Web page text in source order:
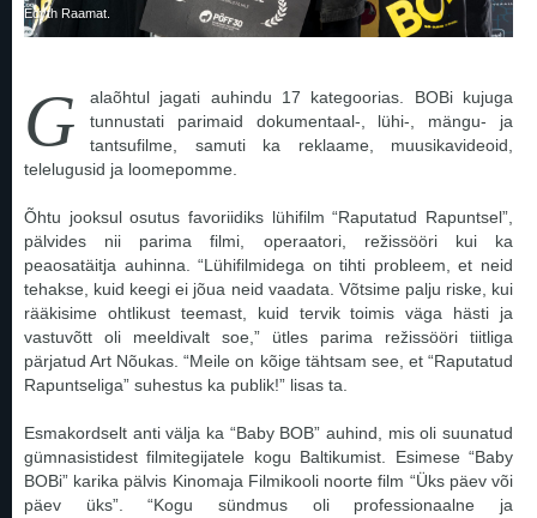
Edyth Raamat.
G
alaõhtul jagati auhindu 17 kategoorias. BOBi kujuga
tunnustati parimaid dokumentaal-, lühi-, mängu- ja
tantsufilme, samuti ka reklaame, muusikavideoid,
telelugusid ja loomepomme.
Õhtu jooksul osutus favoriidiks lühifilm “Raputatud Rapuntsel”,
pälvides nii parima filmi, operaatori, režissööri kui ka
peaosatäitja auhinna. “Lühifilmidega on tihti probleem, et neid
tehakse, kuid keegi ei jõua neid vaadata. Võtsime palju riske, kui
rääkisime ohtlikust teemast, kuid tervik toimis väga hästi ja
vastuvõtt oli meeldivalt soe,” ütles parima režissööri tiitliga
pärjatud Art Nõukas. “Meile on kõige tähtsam see, et “Raputatud
Rapuntseliga” suhestus ka publik!” lisas ta.
Esmakordselt anti välja ka “Baby BOB” auhind, mis oli suunatud
gümnasistidest filmitegijatele kogu Baltikumist. Esimese “Baby
BOBi” karika pälvis Kinomaja Filmikooli noorte film “Üks päev või
päev üks”. “Kogu sündmus oli professionaalne ja